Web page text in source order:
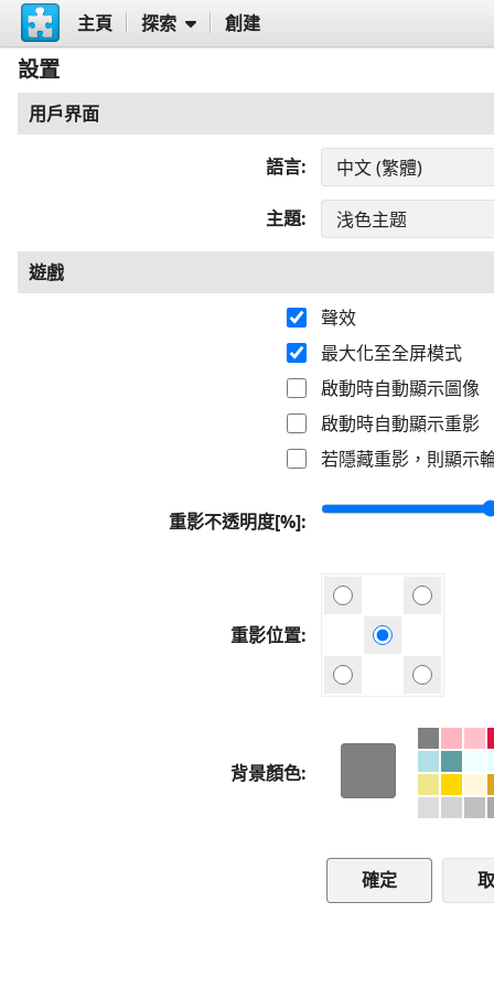
主頁 探索 創建
設置
用戶界面
語言
主題
遊戲
聲效
最大化至全屏模式
啟動時自動顯示圖像
啟動時自動顯示重影
若隱藏重影，則顯示
重影不透明度[%]
重影位置
背景顏色